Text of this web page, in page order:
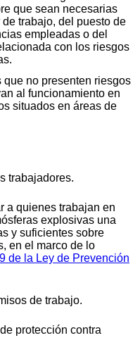
que sean necesarias
trabajo, del puesto de
empleadas o del
con los riesgos
que no presenten riesgos
al funcionamiento en
situados en áreas de
trabajadores.
a quienes trabajan en
explosivas una
y suficientes sobre
en el marco de lo
de la Ley de Prevención
de trabajo.
protección contra